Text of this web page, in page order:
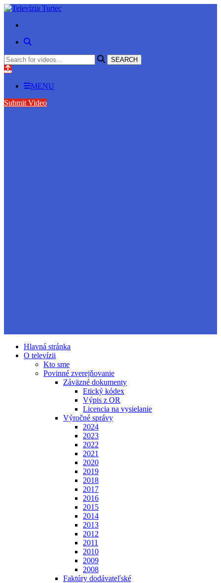
MENU
Submit Video
Hlavná stránka
O televízii
Kto sme
Povinné zverejňovanie
Záväzné dokumenty
Etický kódex
Výpis z OR
Licencia na vysielanie
Výročné správy
2024
2023
2022
2021
2020
2019
2018
2017
2016
2015
2014
2013
2012
2011
2010
2009
2008
Faktúry dodávateľské